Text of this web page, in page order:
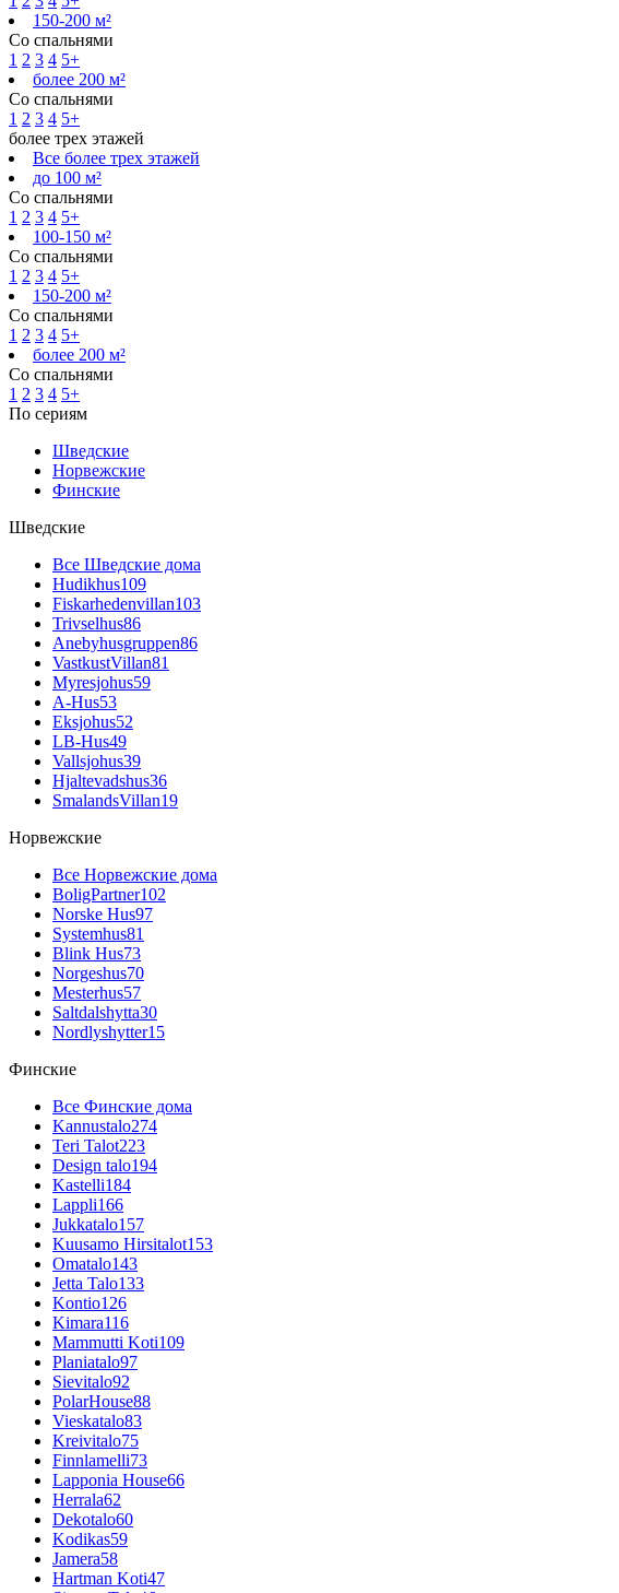
150-200 м²
Со спальнями
1 2 3 4 5+
более 200 м²
Со спальнями
1 2 3 4 5+
более трех этажей
Все более трех этажей
до 100 м²
Со спальнями
1 2 3 4 5+
100-150 м²
Со спальнями
1 2 3 4 5+
150-200 м²
Со спальнями
1 2 3 4 5+
более 200 м²
Со спальнями
1 2 3 4 5+
По сериям
Шведские
Норвежские
Финские
Шведские
Все Шведские дома
Hudikhus109
Fiskarhedenvillan103
Trivselhus86
Anebyhusgruppen86
VastkustVillan81
Myresjohus59
A-Hus53
Eksjohus52
LB-Hus49
Vallsjohus39
Hjaltevadshus36
SmalandsVillan19
Норвежские
Все Норвежские дома
BoligPartner102
Norske Hus97
Systemhus81
Blink Hus73
Norgeshus70
Mesterhus57
Saltdalshytta30
Nordlyshytter15
Финские
Все Финские дома
Kannustalo274
Teri Talot223
Design talo194
Kastelli184
Lappli166
Jukkatalo157
Kuusamo Hirsitalot153
Omatalo143
Jetta Talo133
Kontio126
Kimara116
Mammutti Koti109
Planiatalo97
Sievitalo92
PolarHouse88
Vieskatalo83
Kreivitalo75
Finnlamelli73
Lapponia House66
Herrala62
Dekotalo60
Kodikas59
Jamera58
Hartman Koti47